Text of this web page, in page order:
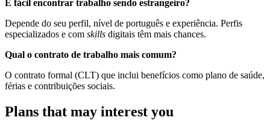
É fácil encontrar trabalho sendo estrangeiro?
Depende do seu perfil, nível de português e experiência. Perfis
especializados e com skills digitais têm mais chances.
Qual o contrato de trabalho mais comum?
O contrato formal (CLT) que inclui benefícios como plano de saúde,
férias e contribuições sociais.
Plans that may interest you